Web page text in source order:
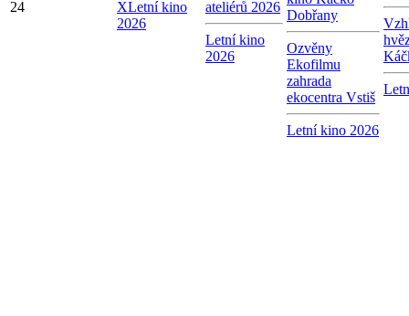
24
XLetní kino
2026
ateliérů 2026
Letní kino
2026
Dobřany
Ozvěny
Ekofilmu
zahrada
ekocentra Vstiš
Letní kino 2026